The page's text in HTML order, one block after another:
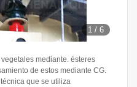
1 /6
mediante. ésteres
de estos mediante CG.
que se utiliza